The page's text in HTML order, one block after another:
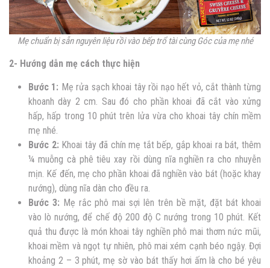
Mẹ chuẩn bị sẵn nguyên liệu rồi vào bếp trổ tài cùng Góc của mẹ nhé
2- Hướng dẫn mẹ cách thực hiện
Bước 1: Mẹ rửa sạch khoai tây rồi nạo hết vỏ, cắt thành từng
khoanh dày 2 cm. Sau đó cho phần khoai đã cắt vào xửng
hấp, hấp trong 10 phút trên lửa vừa cho khoai tây chín mềm
mẹ nhé.
Bước 2: Khoai tây đã chín mẹ tắt bếp, gắp khoai ra bát, thêm
¼ muỗng cà phê tiêu xay rồi dùng nĩa nghiền ra cho nhuyễn
mịn. Kế đến, mẹ cho phần khoai đã nghiền vào bát (hoặc khay
nướng), dùng nĩa dàn cho đều ra.
Bước 3: Mẹ rắc phô mai sợi lên trên bề mặt, đặt bát khoai
vào lò nướng, để chế độ 200 độ C nướng trong 10 phút. Kết
quả thu được là món khoai tây nghiền phô mai thơm nức mũi,
khoai mềm và ngọt tự nhiên, phô mai xém cạnh béo ngậy. Đợi
khoảng 2 – 3 phút, mẹ sờ vào bát thấy hơi ấm là cho bé yêu